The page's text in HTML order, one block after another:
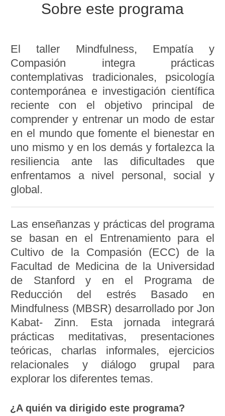
Sobre este programa
El taller Mindfulness, Empatía y
Compasión integra prácticas
contemplativas tradicionales, psicología
contemporánea e investigación científica
reciente con el objetivo principal de
comprender y entrenar un modo de estar
en el mundo que fomente el bienestar en
uno mismo y en los demás y fortalezca la
resiliencia ante las dificultades que
enfrentamos a nivel personal, social y
global.
Las enseñanzas y prácticas del programa
se basan en el Entrenamiento para el
Cultivo de la Compasión (ECC) de la
Facultad de Medicina de la Universidad
de Stanford y en el Programa de
Reducción del estrés Basado en
Mindfulness (MBSR) desarrollado por Jon
Kabat- Zinn. Esta jornada integrará
prácticas meditativas, presentaciones
teóricas, charlas informales, ejercicios
relacionales y diálogo grupal para
explorar los diferentes temas.
¿A quién va dirigido este programa?​